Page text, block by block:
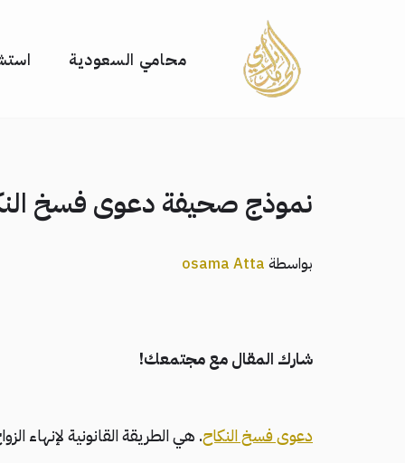
محامي السعودية
نموذج صحيفة دعوى فسخ
بواسطة osama Atta
شارك المقال مع مجتمعك!
دعوى فسخ النكاح. هي الطريقة القانونية لإنهاء